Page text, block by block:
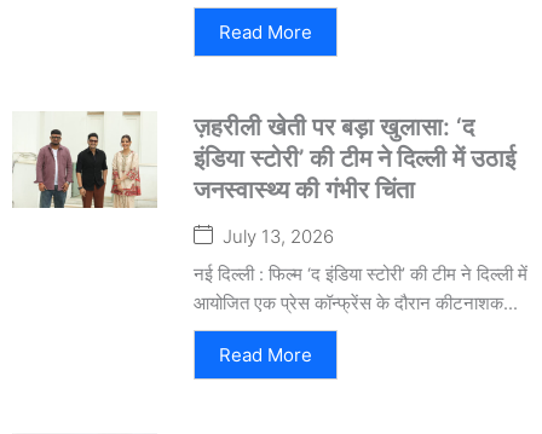
Read More
ज़हरीली खेती पर बड़ा खुलासा: ‘द
इंडिया स्टोरी’ की टीम ने दिल्ली में उठाई
जनस्वास्थ्य की गंभीर चिंता
July 13, 2026
नई दिल्ली : फिल्म ‘द इंडिया स्टोरी’ की टीम ने दिल्ली में
आयोजित एक प्रेस कॉन्फ्रेंस के दौरान कीटनाशक...
Read More